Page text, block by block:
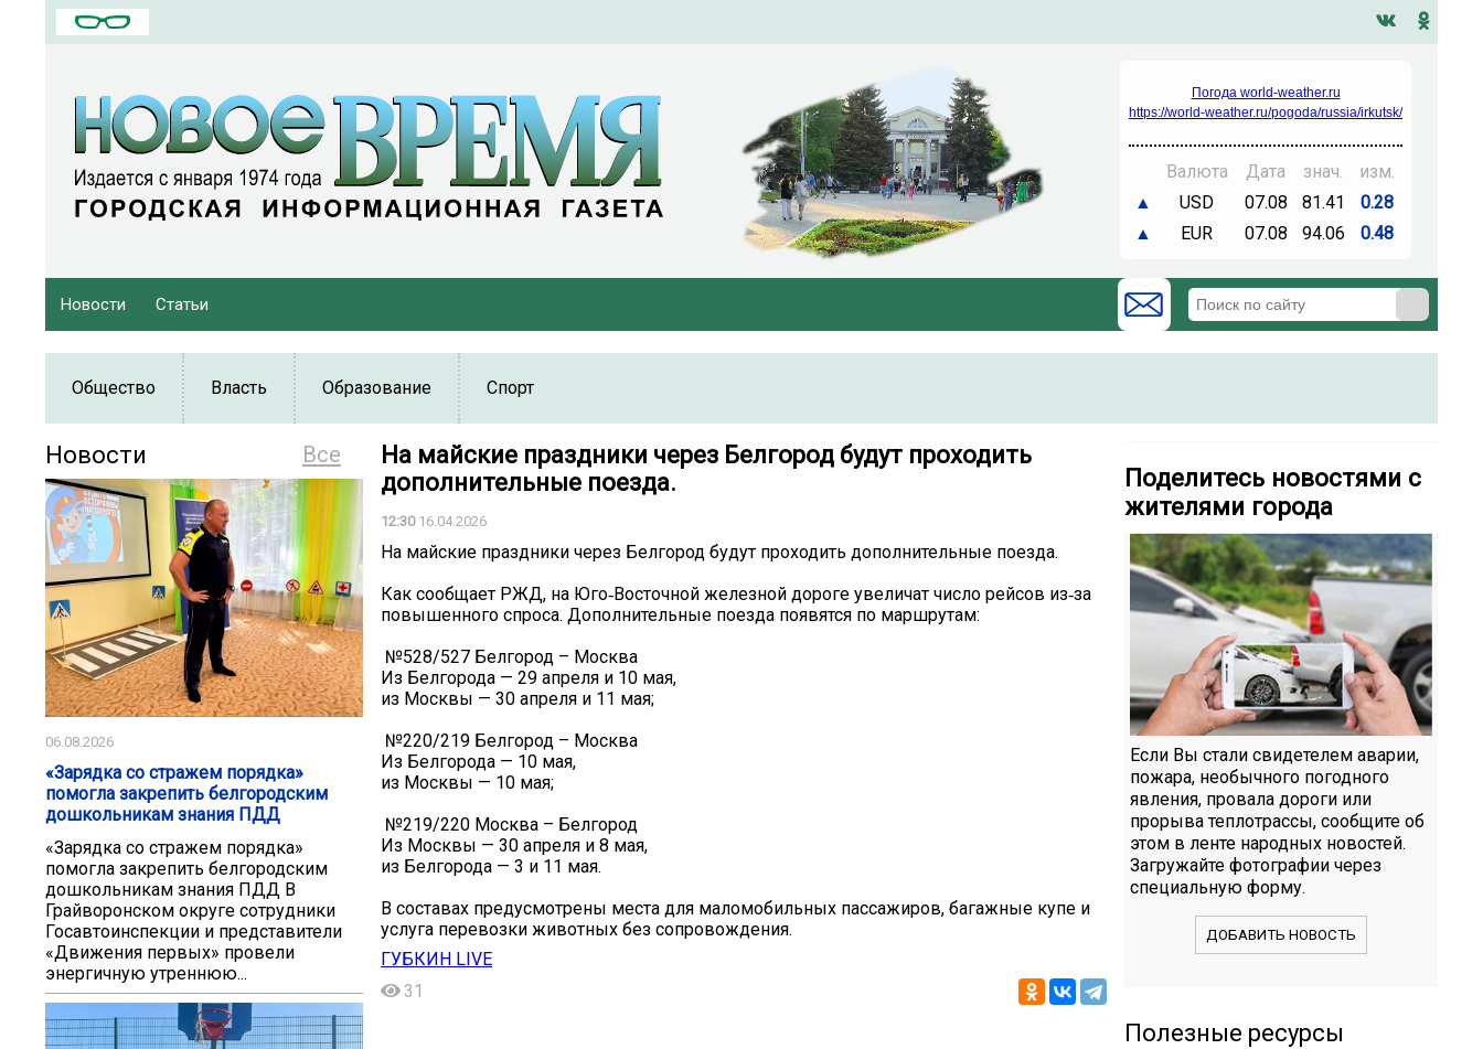
Погода world-weather.ru
https://world-weather.ru/pogoda/russia/irkutsk/
Валюта Дата знач.
изм.
▲
USD 07.08 81.41
0.28
▲
EUR 07.08 94.06 0.48
Новости Статьи
Общество Власть Образование Спорт
Все
Новости
06.08.2026
«Зарядка со стражем порядка»
помогла закрепить белгородским
дошкольникам знания ПДД
«Зарядка со стражем порядка»
помогла закрепить белгородским
дошкольникам знания ПДД В
Грайворонском округе сотрудники
Госавтоинспекции и представители
«Движения первых» провели
энергичную утреннюю...
На майские праздники через Белгород будут проходить
дополнительные поезда.
12:3016.04.2026
На майские праздники через Белгород будут проходить дополнительные поезда.
Как сообщает РЖД, на Юго‑Восточной железной дороге увеличат число рейсов из‑за
повышенного спроса. Дополнительные поезда появятся по маршрутам:
️ №528/527 Белгород – Москва
Из Белгорода — 29 апреля и 10 мая,
из Москвы — 30 апреля и 11 мая;
️ №220/219 Белгород – Москва
Из Белгорода — 10 мая,
из Москвы — 10 мая;
️ №219/220 Москва – Белгород
Из Москвы — 30 апреля и 8 мая,
из Белгорода — 3 и 11 мая.
В составах предусмотрены места для маломобильных пассажиров, багажные купе и
услуга перевозки животных без сопровождения.
ГУБКИН LIVE
31
Поделитесь новостями с
жителями города
Если Вы стали свидетелем аварии,
пожара, необычного погодного
явления, провала дороги или
прорыва теплотрассы, сообщите об
этом в ленте народных новостей.
Загружайте фотографии через
специальную форму.
ДОБАВИТЬ НОВОСТЬ
Полезные ресурсы